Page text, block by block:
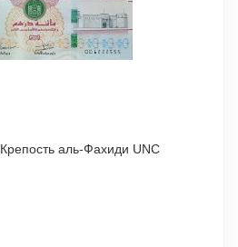
ОАЭ 100 дирхам 2018 Крепость аль-Фахиди UNC